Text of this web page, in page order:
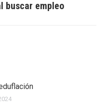
buscar empleo